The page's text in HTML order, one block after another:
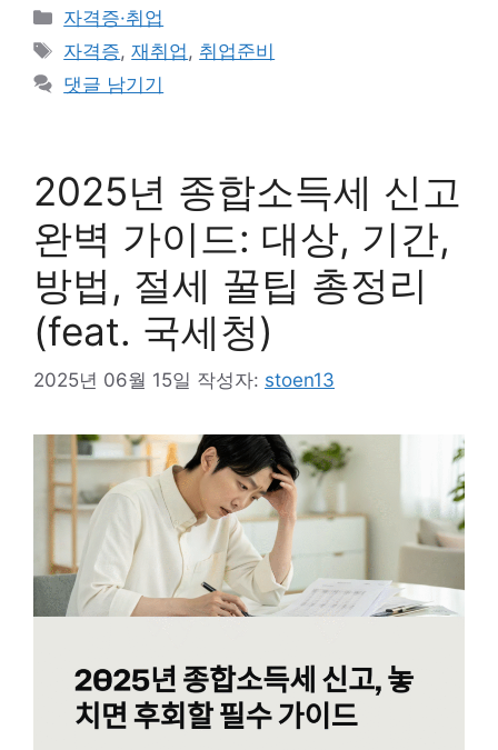
카
테
고
리
자격증·취업
태
그
자격증,재취업 , 취업준비
댓글 남기기
2025년 종합소득세 신고
완벽 가이드: 대상, 기간,
방법, 절세 꿀팁 총정리
(feat. 국세청)
2025년 06월 15일 작성자: stoen13